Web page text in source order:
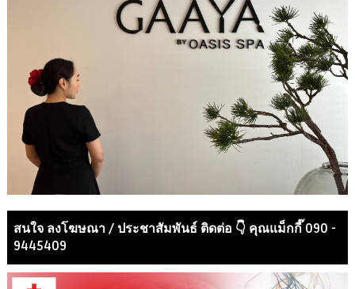
สนใจ ลงโฆษณา / ประชาสัมพันธ์ ติดต่อ 👇 คุณแม็กกี๊ 090 -
9445409